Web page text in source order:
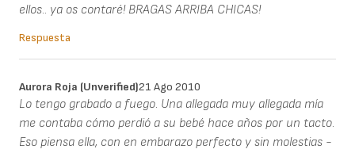
ellos.. ya os contaré! BRAGAS ARRIBA CHICAS!
Respuesta
Aurora Roja (unverified)21 Ago 2010
Lo tengo grabado a fuego. Una allegada muy allegada mía
me contaba cómo perdió a su bebé hace años por un tacto.
Eso piensa ella, con en embarazo perfecto y sin molestias -